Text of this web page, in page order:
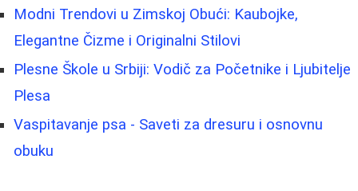
Modni Trendovi u Zimskoj Obući: Kaubojke,
Elegantne Čizme i Originalni Stilovi
Plesne Škole u Srbiji: Vodič za Početnike i Ljubitelje
Plesa
Vaspitavanje psa - Saveti za dresuru i osnovnu
obuku